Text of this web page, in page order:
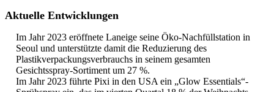
Aktuelle Entwicklungen
Im Jahr 2023 eröffnete Laneige seine Öko-Nachfüllstation in
Seoul und unterstützte damit die Reduzierung des
Plastikverpackungsverbrauchs in seinem gesamten
Gesichtsspray-Sortiment um 27 %.
Im Jahr 2023 führte Pixi in den USA ein „Glow Essentials“-